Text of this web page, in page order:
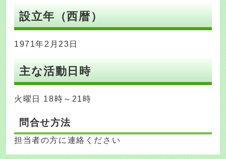
設立年（西暦）
1971年2月23日
主な活動日時
火曜日 18時～21時
問合せ方法
担当者の方に連絡ください